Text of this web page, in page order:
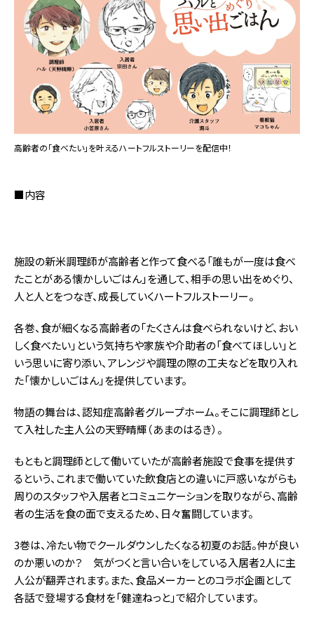
高齢者の「食べたい」を叶えるハートフルストーリーを配信中！
■内容
施設の新米調理師が高齢者と作って食べる「誰もが一度は食べ
たことがある懐かしいごはん」を通して、相手の思い出をめぐり、
人と人とをつなぎ、成長していくハートフルストーリー。
各巻、食が細くなる高齢者の「たくさんは食べられないけど、おい
しく食べたい」という気持ちや家族や介助者の「食べてほしい」と
いう思いに寄り添い、アレンジや調理の際の工夫などを取り入れ
た「懐かしいごはん」を提供しています。
物語の舞台は、認知症高齢者グループホーム。そこに調理師とし
て入社した主人公の天野晴輝（あまのはるき）。
もともと調理師として働いていたが高齢者施設で食事を提供す
るという、これまで働いていた飲食店との違いに戸惑いながらも
周りのスタッフや入居者とコミュニケーションを取りながら、高齢
者の生活を食の面で支えるため、日々奮闘しています。
3巻は、冷たい物でクールダウンしたくなる初夏のお話。仲が良い
のか悪いのか？ 気がつくと言い合いをしている入居者2人に主
人公が翻弄されます。また、食品メーカーとのコラボ企画として
各話で登場する食材を「健達ねっと」で紹介しています。